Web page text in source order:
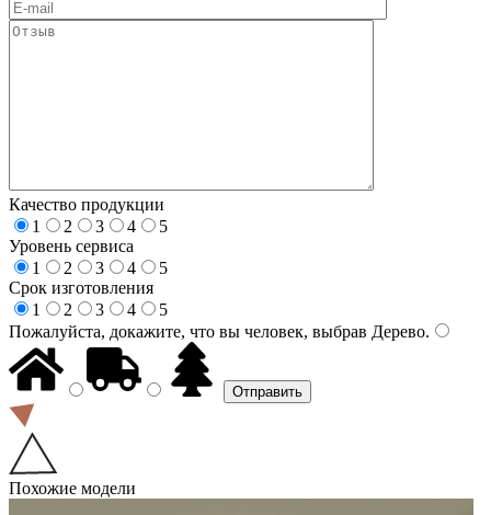
Качество продукции
1
2 3 4
5
Уровень сервиса
1
2 3 4
5
Срок изготовления
1
2 3 4
5
Пожалуйста, докажите, что вы человек, выбрав Дерево.
Похожие модели